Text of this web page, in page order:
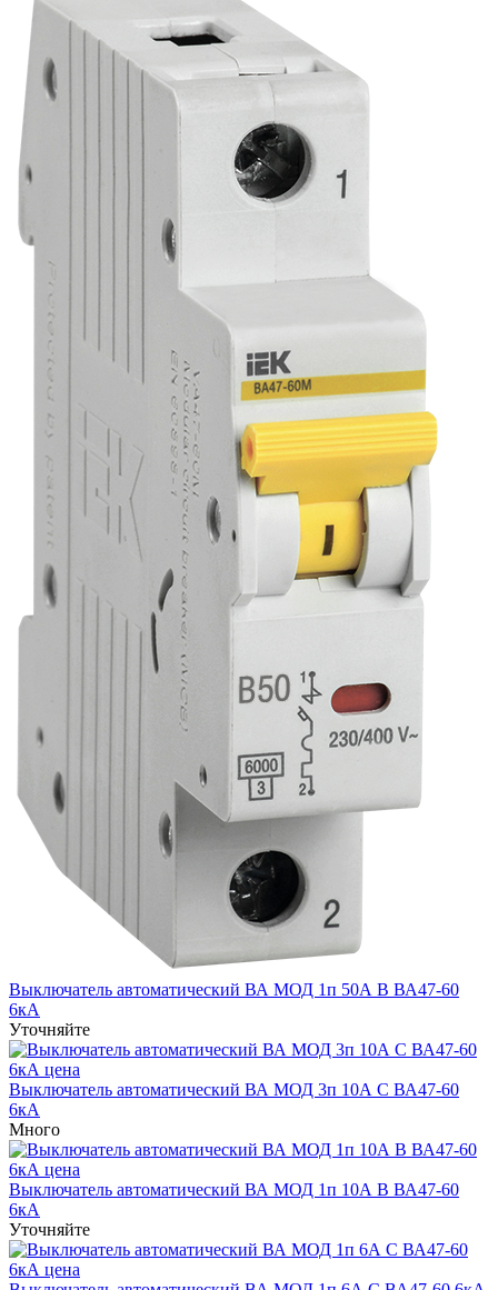
Выключатель автоматический ВА МОД 1п 50А B ВА47-60
6кА
Уточняйте
Выключатель автоматический ВА МОД 3п 10А C ВА47-60
6кА
Много
Выключатель автоматический ВА МОД 1п 10А B ВА47-60
6кА
Уточняйте